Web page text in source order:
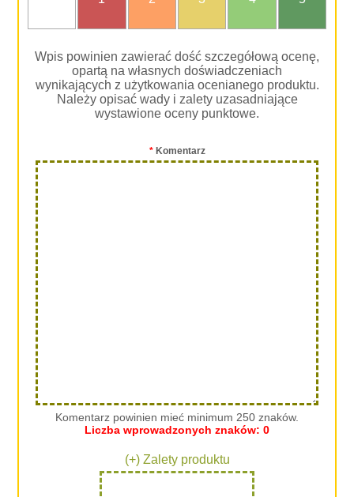
Wpis powinien zawierać dość szczegółową ocenę,
opartą na własnych doświadczeniach
wynikających z użytkowania ocenianego produktu.
Należy opisać wady i zalety uzasadniające
wystawione oceny punktowe.
*Komentarz
Komentarz powinien mieć minimum 250 znaków.
Liczba wprowadzonych znaków: 0
(+) Zalety produktu